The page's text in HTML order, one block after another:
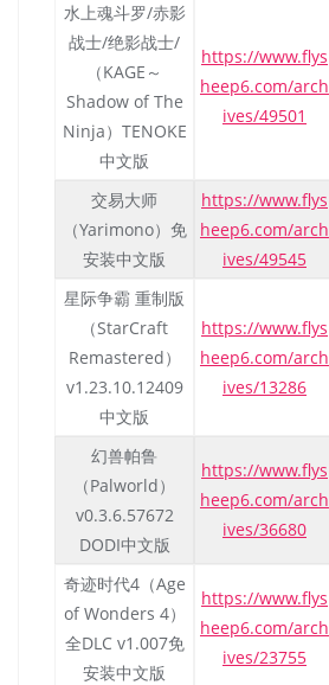
水上魂斗罗/赤影
战士/绝影战士/
（KAGE～
Shadow of The
Ninja）TENOKE
中文版
https://www.flys
heep6.com/arch
ives/49501
交易大师
（Yarimono）免
安装中文版
https://www.flys
heep6.com/arch
ives/49545
星际争霸 重制版
（StarCraft
Remastered）
v1.23.10.12409
中文版
https://www.flys
heep6.com/arch
ives/13286
幻兽帕鲁
（Palworld）
v0.3.6.57672
DODI中文版
https://www.flys
heep6.com/arch
ives/36680
奇迹时代4（Age
of Wonders 4）
全DLC v1.007免
安装中文版
https://www.flys
heep6.com/arch
ives/23755